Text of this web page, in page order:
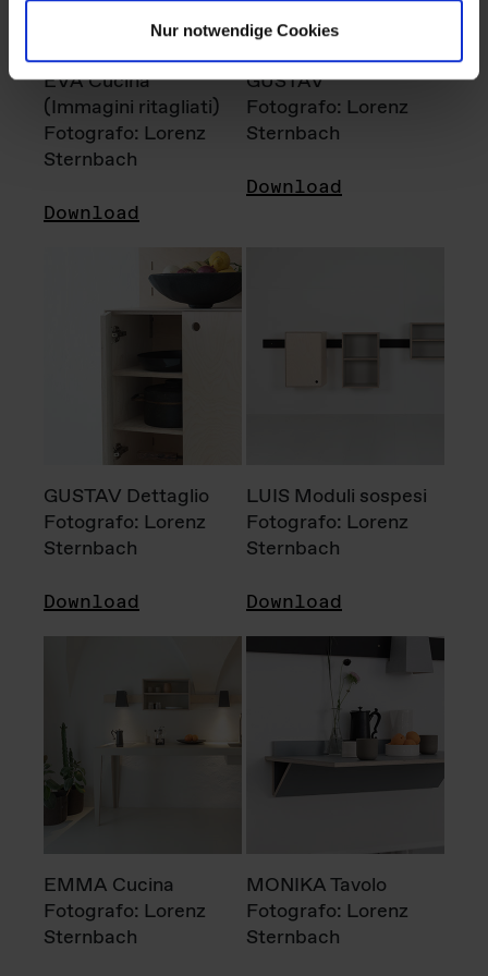
Nur notwendige Cookies
EVA Cucina
(Immagini ritagliati)
Fotografo: Lorenz
Sternbach
Download
GUSTAV
Fotografo: Lorenz
Sternbach
Download
GUSTAV Dettaglio
Fotografo: Lorenz
Sternbach
Download
LUIS Moduli sospesi
Fotografo: Lorenz
Sternbach
Download
EMMA Cucina
Fotografo: Lorenz
Sternbach
MONIKA Tavolo
Fotografo: Lorenz
Sternbach